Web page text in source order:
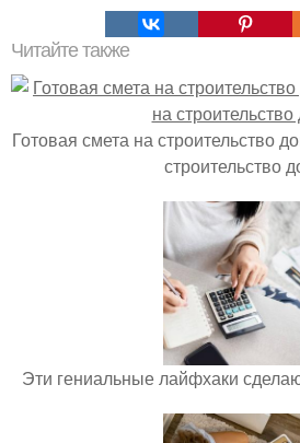
Читайте также
Готовая смета на строительство
строительство
Эти гениальные лайфхаки